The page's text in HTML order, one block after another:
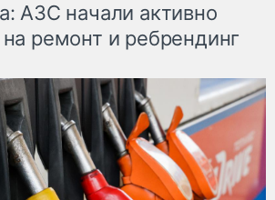
АЗС начали активно
ремонт и ребрендинг